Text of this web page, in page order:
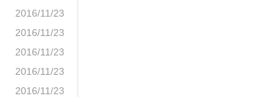
2016/11/23
2016/11/23
2016/11/23
2016/11/23
2016/11/23